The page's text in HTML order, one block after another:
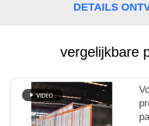
OFFERTE
PRIVACYBELEID
DETAILS
vergelijkbare